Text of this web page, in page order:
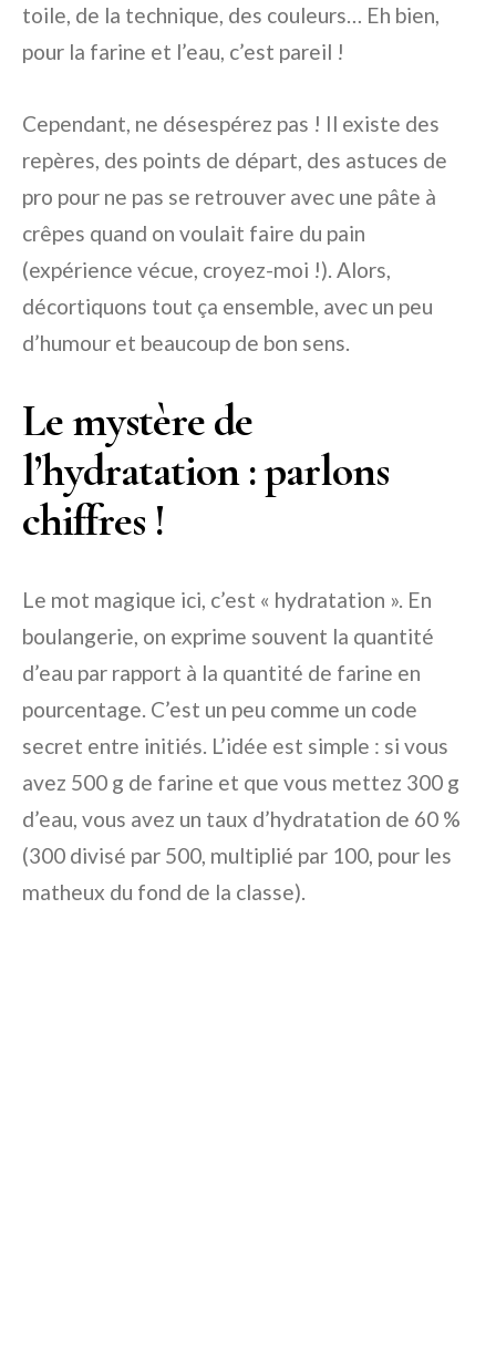
toile, de la technique, des couleurs… Eh bien,
pour la farine et l’eau, c’est pareil !
Cependant, ne désespérez pas ! Il existe des
repères, des points de départ, des astuces de
pro pour ne pas se retrouver avec une pâte à
crêpes quand on voulait faire du pain
(expérience vécue, croyez-moi !). Alors,
décortiquons tout ça ensemble, avec un peu
d’humour et beaucoup de bon sens.
Le mystère de
l’hydratation : parlons
chiffres !
Le mot magique ici, c’est « hydratation ». En
boulangerie, on exprime souvent la quantité
d’eau par rapport à la quantité de farine en
pourcentage. C’est un peu comme un code
secret entre initiés. L’idée est simple : si vous
avez 500 g de farine et que vous mettez 300 g
d’eau, vous avez un taux d’hydratation de 60 %
(300 divisé par 500, multiplié par 100, pour les
matheux du fond de la classe).